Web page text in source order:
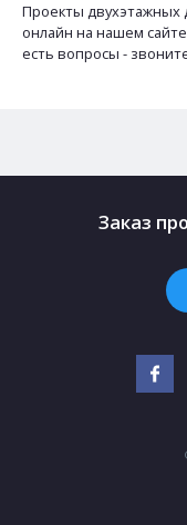
Проекты
онлайн на нашем
есть вопросы -
Заказ